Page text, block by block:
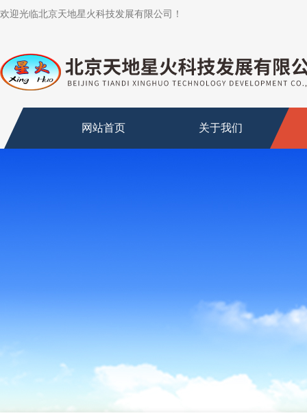
欢迎光临北京天地星火科技发展有限公司！
网站首页 关于我们